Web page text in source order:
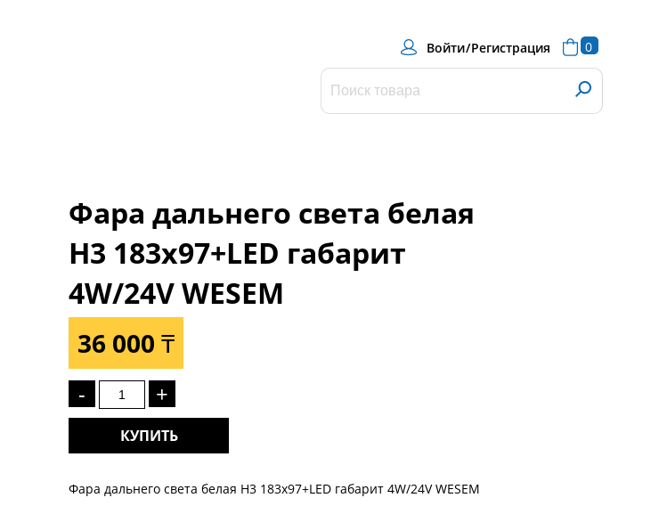
Войти/Регистрация 0
Фара дальнего света белая
Н3 183x97+LED габарит
4W/24V WESEM
36 000 ₸
- +
КУПИТЬ
Фара дальнего света белая Н3 183x97+LED габарит 4W/24V WESEM